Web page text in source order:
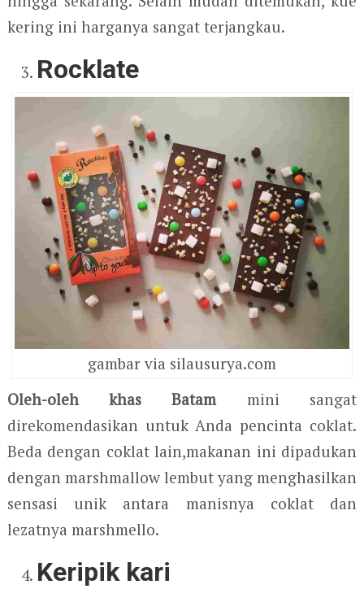
kering ini harganya sangat terjangkau.
Rocklate
gambar via silausurya.com
Oleh-oleh khas Batammini sangat
direkomendasikan untuk Anda pencinta coklat.
Beda dengan coklat lain,makanan ini dipadukan
dengan marshmallow lembut yang menghasilkan
sensasi unik antara manisnya coklat dan
lezatnya marshmello.
Keripik kari